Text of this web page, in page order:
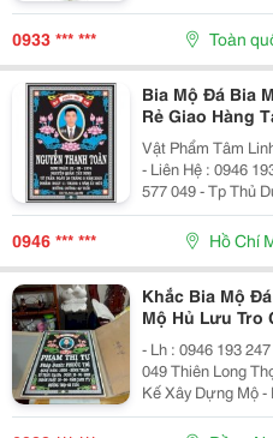
0933 *** *** Toàn
Bia Mộ Đá Bia
Rẻ Giao Hàng
Vật Phẩm Tâm Linh - Thiên
- Liên Hệ : 0946
577 049 - Tp Thủ Dức - Hcm , &Ndash; Tp Dĩ An, Bình
Dương &Ndash;
0946 *** *** Hồ Chí
Khắc Bia Mộ
Mộ Hủ Lưu Tro
- Lh : 0946 193
049 Thiên Long Thọ - Giao H Àng Tại Nơi - Tư Vấn Thiết
Kế Xây Dựng Mộ - Khắc Bia - Đá
Thiên Nhiên &Ndash; Đá Mỹ Nghệ , Trang Trí Vật Phẩm